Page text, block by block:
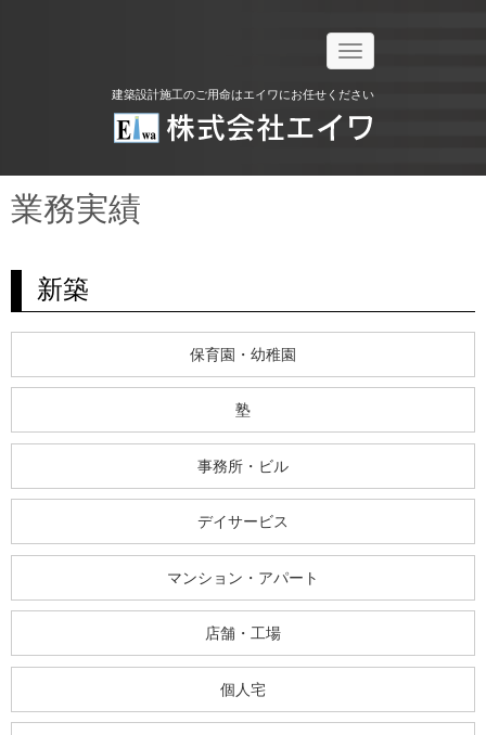
N
a
i
g
a
建築設計施工のご用命はエイワにお任せください
業務実績
新築
保育園・幼稚園
塾
事務所・ビル
デイサービス
マンション・アパート
店舗・工場
個人宅